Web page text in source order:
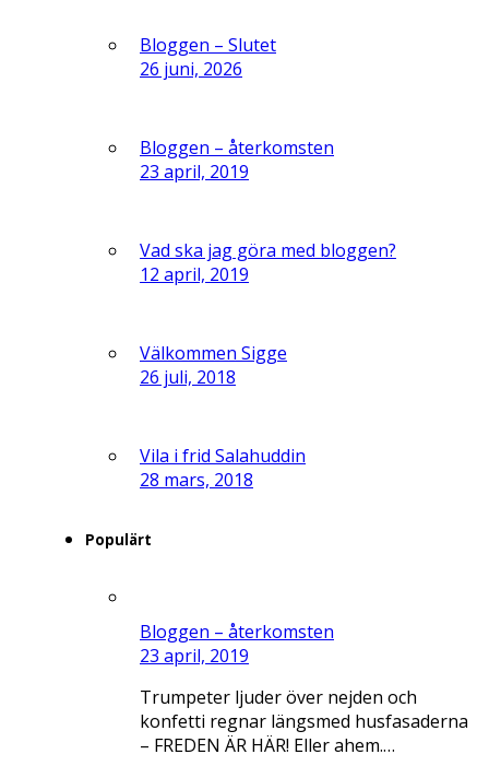
Bloggen – Slutet
26 juni, 2026
Bloggen – återkomsten
23 april, 2019
Vad ska jag göra med bloggen?
12 april, 2019
Välkommen Sigge
26 juli, 2018
Vila i frid Salahuddin
28 mars, 2018
Populärt
Bloggen – återkomsten
23 april, 2019
Trumpeter ljuder över nejden och
konfetti regnar längsmed husfasaderna
– FREDEN ÄR HÄR! Eller ahem.…